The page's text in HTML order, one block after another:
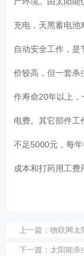
充电，天黑蓄电池
自动安全工作，是
价较高，但一套杀
作寿命20年以上
电费。其它部件工
不足5000元，每
成本和打药用工费
上一篇： 物联网太
下一篇： 太阳能杀